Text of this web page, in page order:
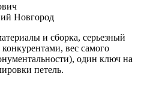
Новгород
и сборка, серьезный
вес самого
один ключ на
петель.